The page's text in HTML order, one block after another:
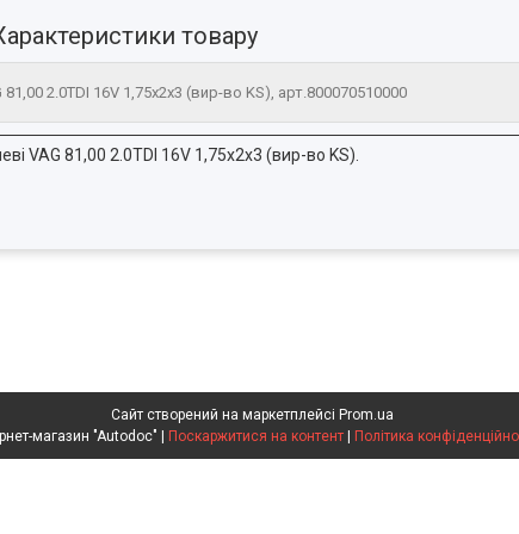
товару
2.0TDI 16V 1,75x2x3 (вир-во KS), арт.800070510000
VAG 81,00 2.0TDI 16V 1,75x2x3 (вир-во KS).
Сайт створений на маркетплейсі Prom.ua
Поскаржитися на контент Політика